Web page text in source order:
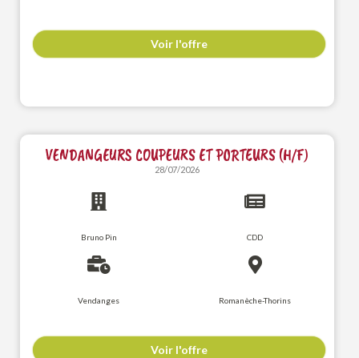
Voir l'offre
VENDANGEURS COUPEURS ET PORTEURS (H/F)
28/07/2026
Bruno Pin CDD
Vendanges Romanèche-Thorins
Voir l'offre